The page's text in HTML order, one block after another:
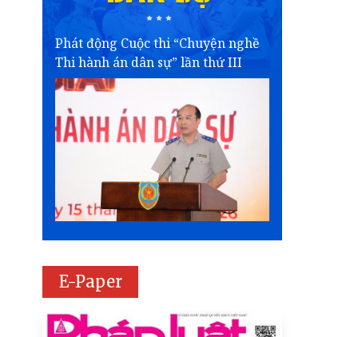
Phát động Cuộc thi “Chuyện nghề
Thi hành án dân sự” lần thứ III
E-Paper